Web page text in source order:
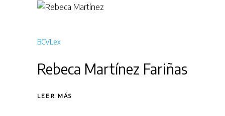
BCVLex
Rebeca Martínez Fariñas
LEER MÁS